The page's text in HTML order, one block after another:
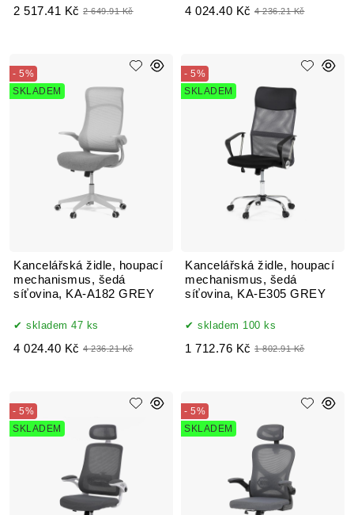
2 517.41 Kč 2 649.91 Kč 4 024.40 Kč 4 236.21 Kč
Kancelářská židle, houpací
mechanismus, šedá
síťovina, KA-A182 GREY
- 5%
SKLADEM
skladem 47 ks
4 024.40 Kč 4 236.21 Kč
Kancelářská židle, houpací
mechanismus, šedá
síťovina, KA-E305 GREY
- 5%
SKLADEM
skladem 100 ks
1 712.76 Kč 1 802.91 Kč
- 5%
SKLADEM
- 5%
SKLADEM